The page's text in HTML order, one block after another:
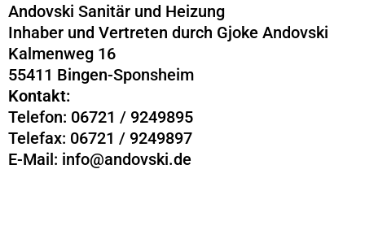
Andovski Sanitär und Heizung
Inhaber und Vertreten durch Gjoke Andovski
Kalmenweg 16
55411 Bingen-Sponsheim
Kontakt:
Telefon: 06721 / 9249895
Telefax: 06721 / 9249897
E-Mail: info@andovski.de